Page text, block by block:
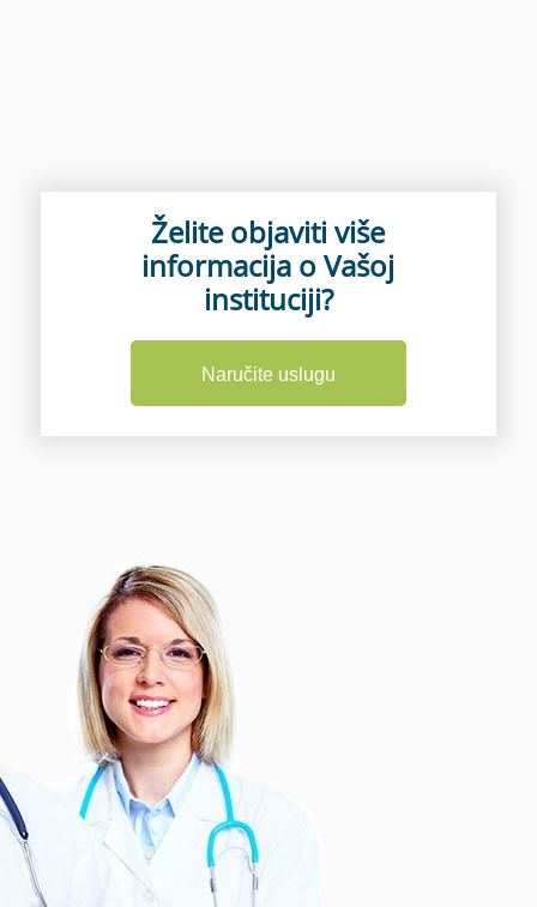
Želite objaviti više
informacija o Vašoj
instituciji?
Naručite uslugu
dodavanje ili izmjena podataka,
postavljanje galerije fotografija, karta sa
lokacijom, dvije objave na naslovnici,
promo ili intervju, te dvije objave vašeg
sadržaja na društvenim mrežama.
Cijena usluge: 12 mj. 199 EUR + PDV
Kliknite ispod, kontaktirajte nas, te
saznajte više informacija ili zatražite
ponudu: